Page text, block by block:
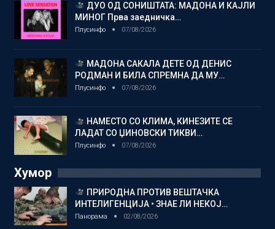
ДУО ОД СОНИШТАТА: МАДОНА И КАЈЛИ
МИНОГ Прва заедничка…
Плусинфо 07/08/2026
МАДОНА САКАЛА ДЕТЕ ОД ДЕНИС
РОДМАН И БИЛА СПРЕМНА ДА МУ…
Плусинфо 07/08/2026
НАМЕСТО СО КЛИМА, КИНЕЗИТЕ СЕ
ЛАДАТ СО ЏИНОВСКИ ТИКВИ…
Плусинфо 07/08/2026
Хумор
ПРИРОДНА ПРОТИВ ВЕШТАЧКА
ИНТЕЛИГЕНЦИЈА • ЗНАЕ ЛИ НЕКОЈ…
Панорама 02/08/2026